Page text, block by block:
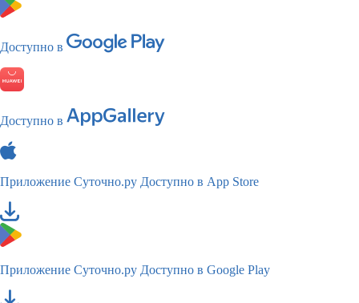
Доступно в
Доступно в
Приложение Суточно.ру Доступно в App Store
Приложение Суточно.ру Доступно в Google Play